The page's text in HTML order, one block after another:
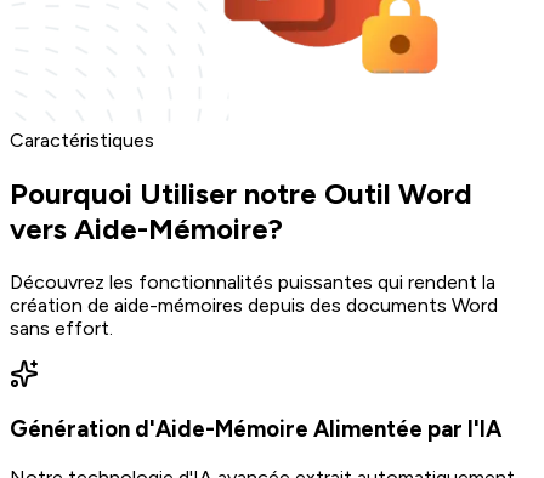
Caractéristiques
Pourquoi Utiliser notre Outil Word
vers Aide-Mémoire?
Découvrez les fonctionnalités puissantes qui rendent la
création de aide-mémoires depuis des documents Word
sans effort.
Génération d'Aide-Mémoire Alimentée par l'IA